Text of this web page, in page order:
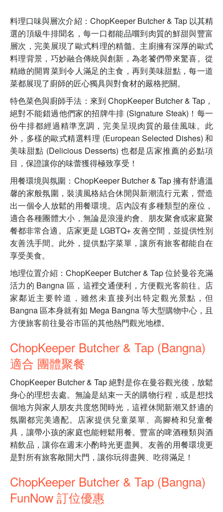
料理口味與層次介紹：ChopKeeper Butcher & Tap 以其精
選的頂級牛排聞名，每一口都能品嚐到肉質的鮮甜與豐富
層次，完美展現了歐式料理的精髓。主廚擁有深厚的歐式
料理背景，巧妙融合傳統與創新，為老饕們帶來驚喜。從
精緻的開胃菜到令人滿足的主食，再到美味甜點，每一道
菜都展現了廚師的匠心獨具與對食材的嚴格把關。
特色菜色與廚師手法：來到 ChopKeeper Butcher & Tap，
絕對不能錯過他們家的招牌牛排 (Signature Steak)！每一
份牛排都經過精準烹調，完美呈現肉質的最佳風味。此
外，多樣的歐式精選料理 (European Selected Dishes) 和
美味甜點 (Delicious Desserts) 也都是店家推薦的必點項
目，保證讓你的味蕾獲得極致享受！
用餐環境與氛圍：ChopKeeper Butcher & Tap 擁有舒適溫
馨的家般氛圍，裝潢風格結合休閒與新潮流行元素，營造
出一個令人放鬆的用餐環境。店內設有多種類型的座位，
適合各種團體大小，無論是浪漫約會、朋友聚會或家庭聚
餐都非常合適。店家更是 LGBTQ+ 友善空間，並提供性別
友善洗手間。此外，提供點字菜單，讓所有旅客都能自在
享受美食。
地理位置介紹：ChopKeeper Butcher & Tap 位於曼谷充滿
活力的 Bangna 區，這裡交通便利，方便觀光客前往。店
家鄰近主要幹道，雖然未直接列出特定觀光景點，但
Bangna 區本身就有如 Mega Bangna 等大型購物中心，且
方便旅客前往曼谷市區的其他熱門觀光地標。
ChopKeeper Butcher & Tap (Bangna)
適合 團體聚餐
ChopKeeper Butcher & Tap 絕對是你在曼谷觀光後，放鬆
身心的理想去處。無論是結束一天的購物行程，或是想找
個地方與家人朋友共度悠閒時光，這裡休閒新潮又舒適的
氛圍都完美適配。店家提供兒童菜單、高腳椅和兒童餐
具，讓帶小孩的家庭也能輕鬆用餐。豐富的啤酒種類與酒
精飲品，讓你在週末小酌時光更盡興。友善的用餐環境更
是對所有旅客敞開大門，讓你玩得盡興、吃得滿足！
ChopKeeper Butcher & Tap (Bangna)
FunNow 訂位優惠